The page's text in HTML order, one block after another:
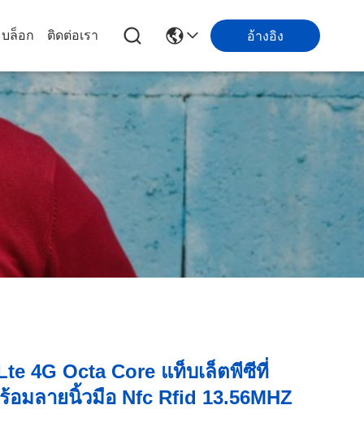
บล็อก ติดต่อเรา อ้างอิง
4G Octa Core แท็บเล็ตพีซีที่
มลายนิ้วมือ Nfc Rfid 13.56MHZ